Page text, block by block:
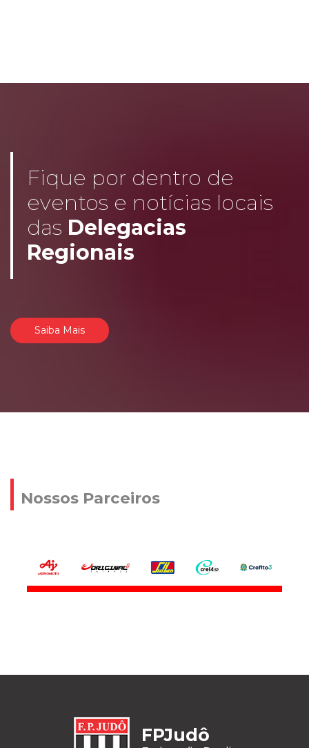
Fique por dentro de
eventos e notícias locais
das Delegacias
Regionais
Saiba Mais
Nossos Parceiros
FPJudô